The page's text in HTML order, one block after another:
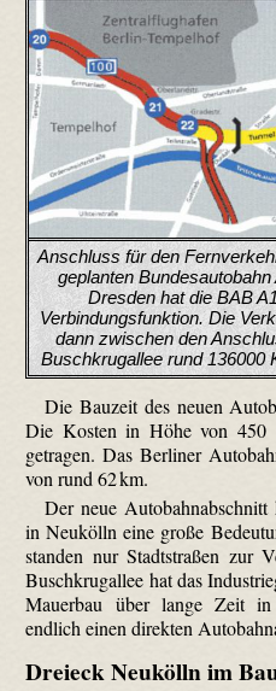
Anschluss für den
geplanten
Dresden hat die BAB
Verbindungsfunktion. Die
dann zwischen den
Buschkrugallee rund 136000
Die Bauzeit des neuen
Die Kosten in Höhe von
getragen. Das Berliner
von rund 62 km.
Der neue
in Neukölln eine große
standen nur Stadtstraßen zur
Buschkrugallee hat das
Mauerbau über lange Zeit
endlich einen direkten
Dreieck Neukölln im